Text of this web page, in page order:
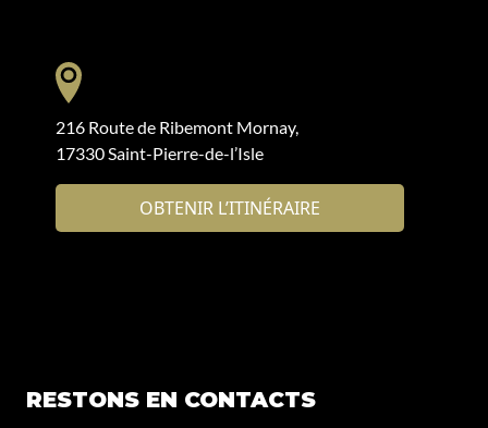
216 Route de Ribemont Mornay,
17330 Saint-Pierre-de-l’Isle
OBTENIR L’ITINÉRAIRE
RESTONS EN CONTACTS